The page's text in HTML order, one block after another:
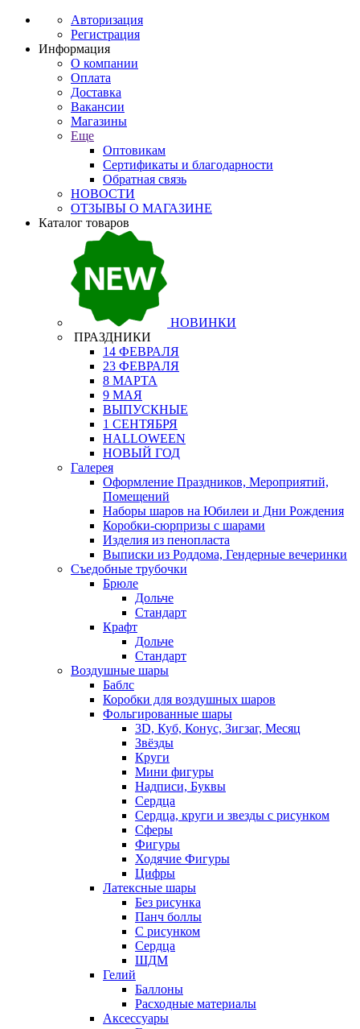
Авторизация
Регистрация
Информация
О компании
Оплата
Доставка
Вакансии
Магазины
Еще
Оптовикам
Сертификаты и благодарности
Обратная связь
НОВОСТИ
ОТЗЫВЫ О МАГАЗИНЕ
Каталог товаров
НОВИНКИ
ПРАЗДНИКИ
14 ФЕВРАЛЯ
23 ФЕВРАЛЯ
8 МАРТА
9 МАЯ
ВЫПУСКНЫЕ
1 СЕНТЯБРЯ
HALLOWEEN
НОВЫЙ ГОД
Галерея
Оформление Праздников, Мероприятий,
Помещений
Наборы шаров на Юбилеи и Дни Рождения
Коробки-сюрпризы с шарами
Изделия из пенопласта
Выписки из Роддома, Гендерные вечеринки
Съедобные трубочки
Брюле
Дольче
Стандарт
Крафт
Дольче
Стандарт
Воздушные шары
Баблс
Коробки для воздушных шаров
Фольгированные шары
3D, Куб, Конус, Зигзаг, Месяц
Звёзды
Круги
Мини фигуры
Надписи, Буквы
Сердца
Сердца, круги и звезды с рисунком
Сферы
Фигуры
Ходячие Фигуры
Цифры
Латексные шары
Без рисунка
Панч боллы
С рисунком
Сердца
ШДМ
Гелий
Баллоны
Расходные материалы
Аксессуары